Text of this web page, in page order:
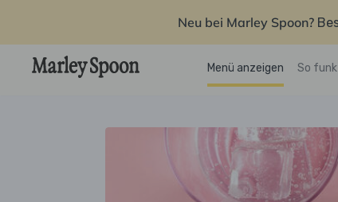
Neu bei Marley Spoon?
Menü anzeigen So